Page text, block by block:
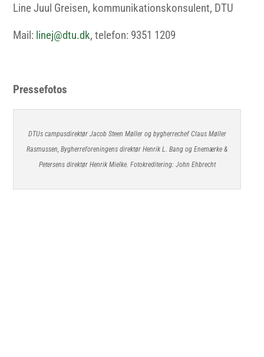
Line Juul Greisen, kommunikationskonsulent, DTU
Mail: linej@dtu.dk, telefon: 9351 1209
Pressefotos
DTUs campusdirektør Jacob Steen Møller og bygherrechef Claus Møller
Rasmussen, Bygherreforeningens direktør Henrik L. Bang og Enemærke &
Petersens direktør Henrik Mielke. Fotokreditering: John Ehbrecht